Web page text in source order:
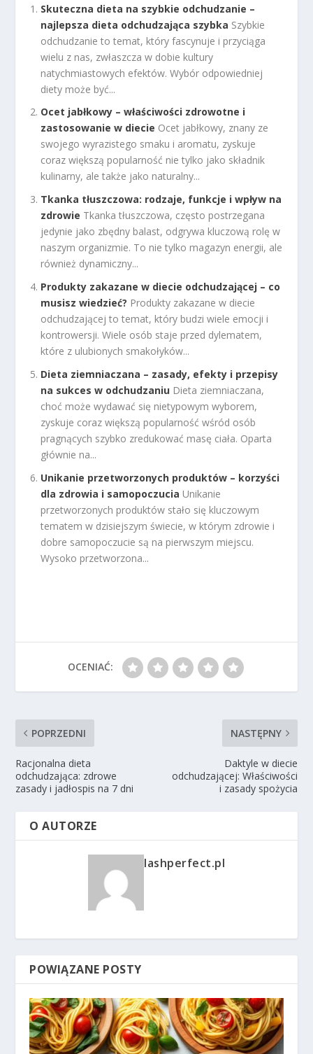
Skuteczna dieta na szybkie odchudzanie –
najlepsza dieta odchudzająca szybka Szybkie
odchudzanie to temat, który fascynuje i przyciąga
wielu z nas, zwłaszcza w dobie kultury
natychmiastowych efektów. Wybór odpowiedniej
diety może być...
Ocet jabłkowy – właściwości zdrowotne i
zastosowanie w diecie Ocet jabłkowy, znany ze
swojego wyrazistego smaku i aromatu, zyskuje
coraz większą popularność nie tylko jako składnik
kulinarny, ale także jako naturalny...
Tkanka tłuszczowa: rodzaje, funkcje i wpływ na
zdrowie Tkanka tłuszczowa, często postrzegana
jedynie jako zbędny balast, odgrywa kluczową rolę w
naszym organizmie. To nie tylko magazyn energii, ale
również dynamiczny...
Produkty zakazane w diecie odchudzającej – co
musisz wiedzieć? Produkty zakazane w diecie
odchudzającej to temat, który budzi wiele emocji i
kontrowersji. Wiele osób staje przed dylematem,
które z ulubionych smakołyków...
Dieta ziemniaczana – zasady, efekty i przepisy
na sukces w odchudzaniu Dieta ziemniaczana,
choć może wydawać się nietypowym wyborem,
zyskuje coraz większą popularność wśród osób
pragnących szybko zredukować masę ciała. Oparta
głównie na...
Unikanie przetworzonych produktów – korzyści
dla zdrowia i samopoczucia Unikanie
przetworzonych produktów stało się kluczowym
tematem w dzisiejszym świecie, w którym zdrowie i
dobre samopoczucie są na pierwszym miejscu.
Wysoko przetworzona...
OCENIAĆ:
POPRZEDNI
Racjonalna dieta
odchudzająca: zdrowe
zasady i jadłospis na 7 dni
NASTĘPNY
Daktyle w diecie
odchudzającej: Właściwości
i zasady spożycia
O AUTORZE
lashperfect.pl
POWIĄZANE POSTY